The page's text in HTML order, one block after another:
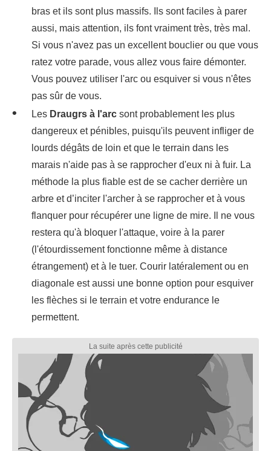
bras et ils sont plus massifs. Ils sont faciles à parer
aussi, mais attention, ils font vraiment très, très mal.
Si vous n'avez pas un excellent bouclier ou que vous
ratez votre parade, vous allez vous faire démonter.
Vous pouvez utiliser l'arc ou esquiver si vous n'êtes
pas sûr de vous.
Les Draugrs à l'arc sont probablement les plus
dangereux et pénibles, puisqu'ils peuvent infliger de
lourds dégâts de loin et que le terrain dans les
marais n'aide pas à se rapprocher d'eux ni à fuir. La
méthode la plus fiable est de se cacher derrière un
arbre et d’inciter l'archer à se rapprocher et à vous
flanquer pour récupérer une ligne de mire. Il ne vous
restera qu'à bloquer l'attaque, voire à la parer
(l'étourdissement fonctionne même à distance
étrangement) et à le tuer. Courir latéralement ou en
diagonale est aussi une bonne option pour esquiver
les flèches si le terrain et votre endurance le
permettent.